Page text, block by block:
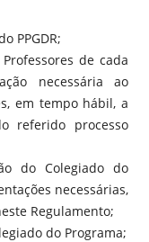
PPGDR;
de cada
necessária ao
em tempo hábil, a
referido processo
do Colegiado do
necessárias,
Regulamento;
do Programa;